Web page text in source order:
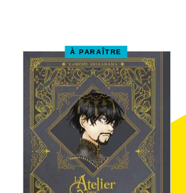
À PARAÎTRE